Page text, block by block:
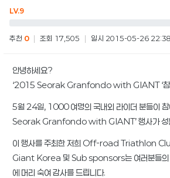
LV.9
추천 0 조회 17,505 일시 2015-05-26
안녕하세요?
‘2015 Seorak Granfondo with GIANT ‘참
5월 24일, 1000 여명의 국내외 라이더 분들이
Seorak Granfondo with GIANT’ 행사가 성
이 행사를 주최한 저희 Off-road Triathlon
Giant Korea 및 Sub sponsors는 여러분들의
에 머리 숙여 감사를 드립니다.